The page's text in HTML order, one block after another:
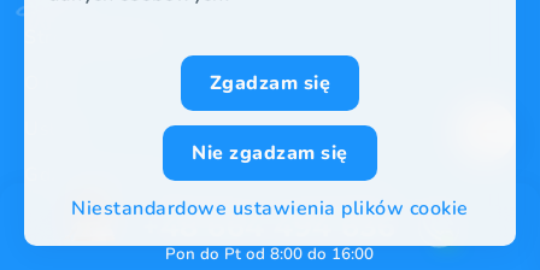
Potrzebujesz pomicy,ZADZWOŃ
+48 664 494 636
Pon do Pt od 8:00 do 16:00
Gdzie działamy?
Oszczędności
Zgadzam się
Nie zgadzam się
Niestandardowe ustawienia plików cookie